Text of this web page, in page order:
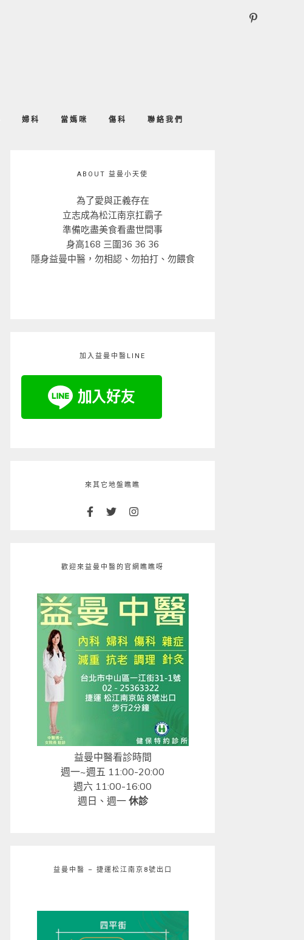
婦科 當媽咪 傷科 聯絡我們
ABOUT 益曼小天使
為了愛與正義存在
立志成為松江南京扛霸子
準備吃盡美食看盡世間事
身高168 三圍36 36 36
隱身益曼中醫，勿相認、勿拍打、勿餵食
加入益曼中醫LINE
來其它地盤瞧瞧
歡迎來益曼中醫的官網瞧瞧呀
益曼中醫看診時間
週一~週五 11:00-20:00
週六 11:00-16:00
週日、週一 休診
益曼中醫 – 捷運松江南京8號出口